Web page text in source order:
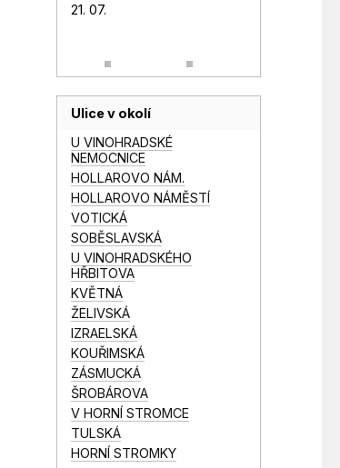
21. 07.
Ulice v okolí
U VINOHRADSKÉ
NEMOCNICE
HOLLAROVO NÁM.
HOLLAROVO NÁMĚSTÍ
VOTICKÁ
SOBĚSLAVSKÁ
U VINOHRADSKÉHO
HŘBITOVA
KVĚTNÁ
ŽELIVSKÁ
IZRAELSKÁ
KOUŘIMSKÁ
ZÁSMUCKÁ
ŠROBÁROVA
V HORNÍ STROMCE
TULSKÁ
HORNÍ STROMKY